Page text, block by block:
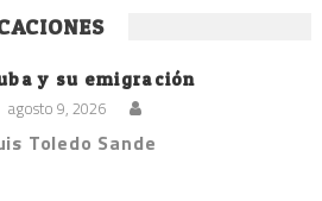
y su emigración
agosto 9, 2026
Toledo Sande